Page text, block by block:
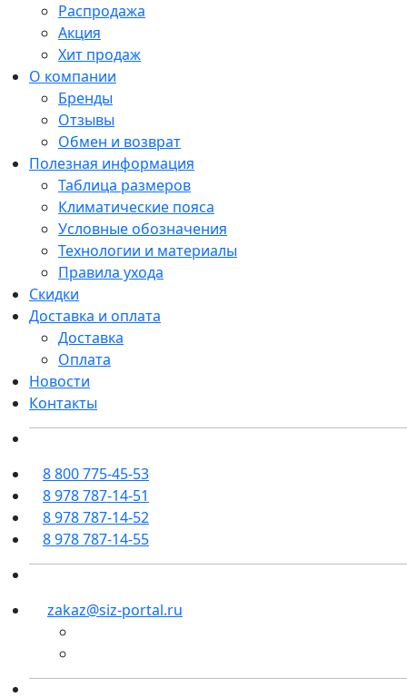
Распродажа
Акция
Хит продаж
О компании
Бренды
Отзывы
Обмен и возврат
Полезная информация
Таблица размеров
Климатические пояса
Условные обозначения
Технологии и материалы
Правила ухода
Скидки
Доставка и оплата
Доставка
Оплата
Новости
Контакты
8 800 775-45-53
8 978 787-14-51
8 978 787-14-52
8 978 787-14-55
zakaz@siz-portal.ru